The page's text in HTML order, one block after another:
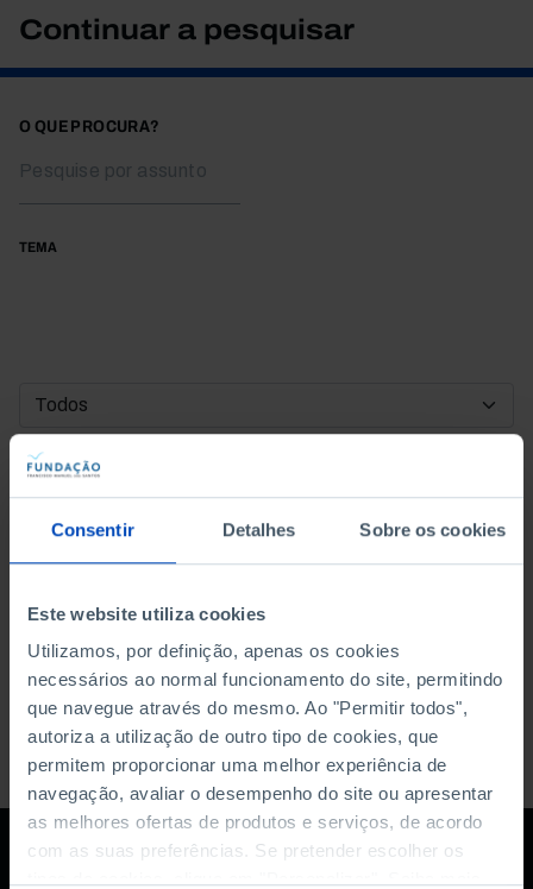
Consentir Detalhes Sobre os cookies
Este website utiliza cookies
Utilizamos, por definição, apenas os cookies
necessários ao normal funcionamento do site, permitindo
que navegue através do mesmo. Ao "Permitir todos",
autoriza a utilização de outro tipo de cookies, que
permitem proporcionar uma melhor experiência de
navegação, avaliar o desempenho do site ou apresentar
as melhores ofertas de produtos e serviços, de acordo
com as suas preferências. Se pretender escolher os
Continuar a pesquisar
O QUE PROCURA?
TEMA
DATA DE INÍCIO
DATA DE FIM